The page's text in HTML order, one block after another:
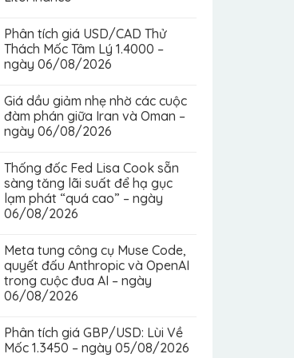
Phân tích giá USD/CAD Thử
Thách Mốc Tâm Lý 1.4000 –
ngày 06/08/2026
Giá dầu giảm nhẹ nhờ các cuộc
đàm phán giữa Iran và Oman –
ngày 06/08/2026
Thống đốc Fed Lisa Cook sẵn
sàng tăng lãi suất để hạ gục
lạm phát “quá cao” – ngày
06/08/2026
Meta tung công cụ Muse Code,
quyết đấu Anthropic và OpenAI
trong cuộc đua AI – ngày
06/08/2026
Phân tích giá GBP/USD: Lùi Về
Mốc 1.3450 – ngày 05/08/2026